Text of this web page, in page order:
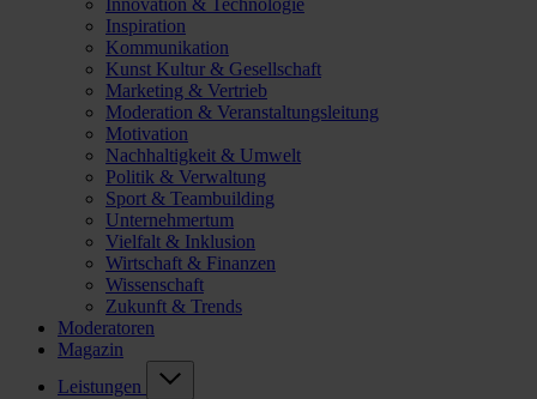
Innovation & Technologie
Inspiration
Kommunikation
Kunst Kultur & Gesellschaft
Marketing & Vertrieb
Moderation & Veranstaltungsleitung
Motivation
Nachhaltigkeit & Umwelt
Politik & Verwaltung
Sport & Teambuilding
Unternehmertum
Vielfalt & Inklusion
Wirtschaft & Finanzen
Wissenschaft
Zukunft & Trends
Moderatoren
Magazin
Leistungen